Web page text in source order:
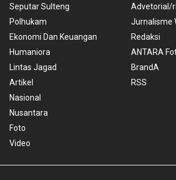
Seputar Sulteng
Polhukam
Ekonomi Dan Keuangan
Humaniora
Lintas Jagad
Artikel
Nasional
Nusantara
Foto
Video
Advetorial/
Jurnalisme
Redaksi
ANTARA
BrandA
RSS